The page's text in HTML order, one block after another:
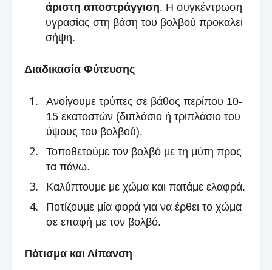
άριστη αποστράγγιση. Η συγκέντρωση
υγρασίας στη βάση του βολβού προκαλεί
σήψη.
Διαδικασία Φύτευσης
Ανοίγουμε τρύπες σε βάθος περίπου 10-
15 εκατοστών (διπλάσιο ή τριπλάσιο του
ύψους του βολβού).
Τοποθετούμε τον βολβό με τη μύτη προς
τα πάνω.
Καλύπτουμε με χώμα και πατάμε ελαφρά.
Ποτίζουμε μία φορά για να έρθει το χώμα
σε επαφή με τον βολβό.
Πότισμα και Λίπανση